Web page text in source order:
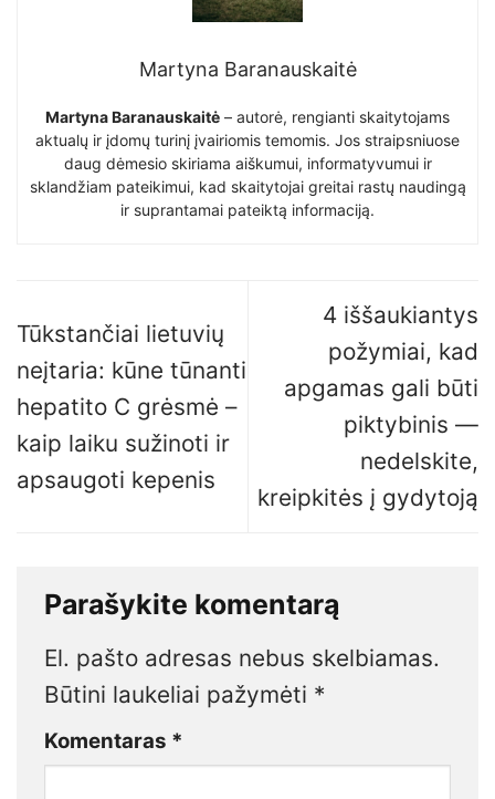
Martyna Baranauskaitė
Martyna Baranauskaitė – autorė, rengianti skaitytojams
aktualų ir įdomų turinį įvairiomis temomis. Jos straipsniuose
daug dėmesio skiriama aiškumui, informatyvumui ir
sklandžiam pateikimui, kad skaitytojai greitai rastų naudingą
ir suprantamai pateiktą informaciją.
Tūkstančiai lietuvių
neįtaria: kūne tūnanti
hepatito C grėsmė –
kaip laiku sužinoti ir
apsaugoti kepenis
4 iššaukiantys
požymiai, kad
apgamas gali būti
piktybinis —
nedelskite,
kreipkitės į gydytoją
Parašykite komentarą
El. pašto adresas nebus skelbiamas.
Būtini laukeliai pažymėti *
Komentaras *